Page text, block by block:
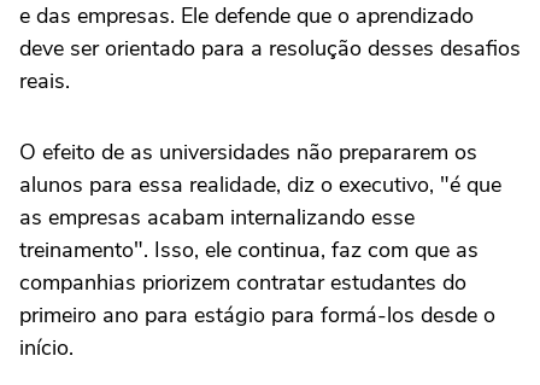
e das empresas. Ele defende que o aprendizado
deve ser orientado para a resolução desses desafios
reais.
O efeito de as universidades não prepararem os
alunos para essa realidade, diz o executivo, "é que
as empresas acabam internalizando esse
treinamento". Isso, ele continua, faz com que as
companhias priorizem contratar estudantes do
primeiro ano para estágio para formá-los desde o
início.